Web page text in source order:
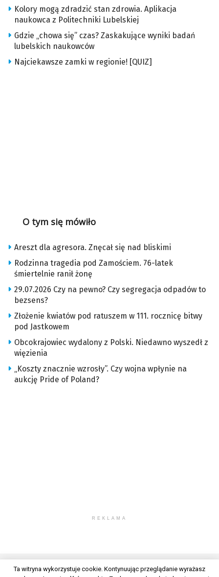
Kolory mogą zdradzić stan zdrowia. Aplikacja
naukowca z Politechniki Lubelskiej
Gdzie „chowa się” czas? Zaskakujące wyniki badań
lubelskich naukowców
Najciekawsze zamki w regionie! [QUIZ]
O tym się mówiło
Areszt dla agresora. Znęcał się nad bliskimi
Rodzinna tragedia pod Zamościem. 76-latek
śmiertelnie ranił żonę
29.07.2026 Czy na pewno? Czy segregacja odpadów to
bezsens?
Złożenie kwiatów pod ratuszem w 111. rocznicę bitwy
pod Jastkowem
Obcokrajowiec wydalony z Polski. Niedawno wyszedł z
więzienia
„Koszty znacznie wzrosły”. Czy wojna wpłynie na
aukcję Pride of Poland?
REKLAMA
Ta witryna wykorzystuje cookie. Kontynuując przeglądanie wyrażasz